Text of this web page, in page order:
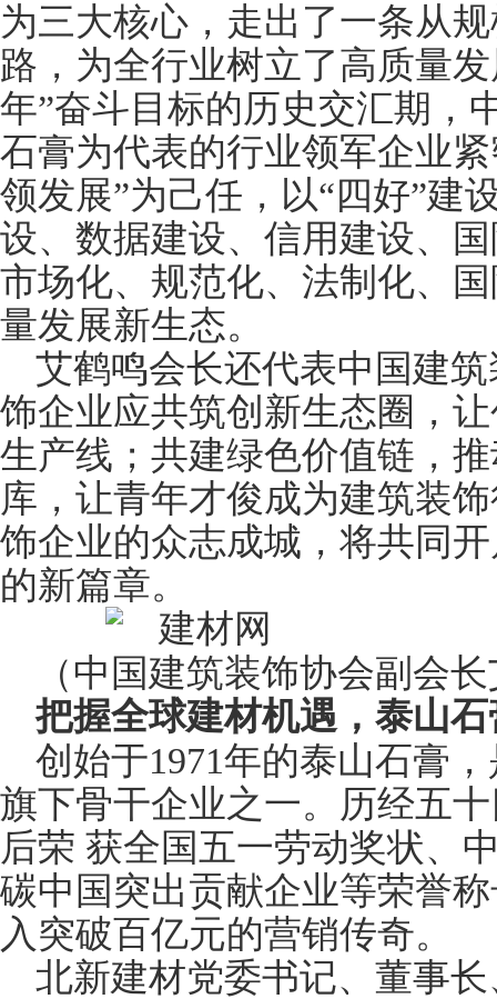
为三大核心，走出了一条从
路，为全行业树立了高质量
年”奋斗目标的历史交汇期，
石膏为代表的行业领军企业
领发展”为己任，以“四好”建
设、数据建设、信用建设、
市场化、规范化、法制化、
量发展新生态。
艾鹤鸣会长还代表中国建
饰企业应共筑创新生态圈，
生产线 ；共建绿色价值链，
库，让青年才俊成为建筑装
饰企业的众志成城，将共同
的新篇章。
（中国建筑装饰协会副会
把握全球建材机遇，泰山
创始于1971年的泰山石膏
旗下骨干企业之一。历经五
后荣 获全国五一劳动奖状、
碳中国突出贡献企业等荣誉
入突破百亿元的营销传奇。
北新建材党委书记、董事